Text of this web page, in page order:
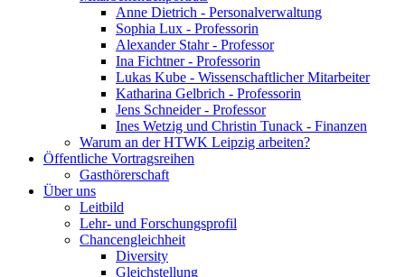
Anne Dietrich - Personalverwaltung
Sophia Lux - Professorin
Alexander Stahr - Professor
Ina Fichtner - Professorin
Lukas Kube - Wissenschaftlicher Mitarbeiter
Katharina Gelbrich - Professorin
Jens Schneider - Professor
Ines Wetzig und Christin Tunack - Finanzen
Warum an der HTWK Leipzig arbeiten?
Öffentliche Vortragsreihen
Gasthörerschaft
Über uns
Leitbild
Lehr- und Forschungsprofil
Chancengleichheit
Diversity
Gleichstellung